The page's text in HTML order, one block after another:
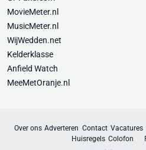
MovieMeter.nl
MusicMeter.nl
WijWedden.net
Kelderklasse
Anfield Watch
MeeMetOranje.nl
Over ons Adverteren Contact Vacatures
Huisregels Colofon